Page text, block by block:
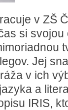
v ZŠ
si
Jej
v ich
a
IRIS,